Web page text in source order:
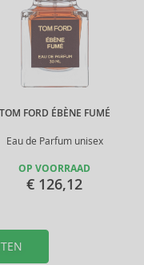
TOM FORD ÉBÈNE FUMÉ
Eau de Parfum unisex
OP VOORRAAD
€ 126,12